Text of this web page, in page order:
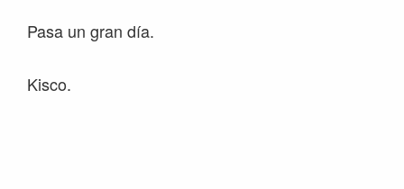
Pasa un gran día.
Kisco.